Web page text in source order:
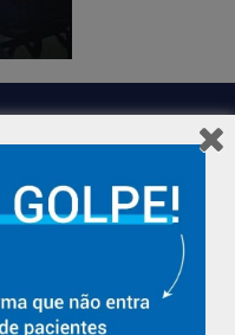
anos cuidando da saúde
com a vida em